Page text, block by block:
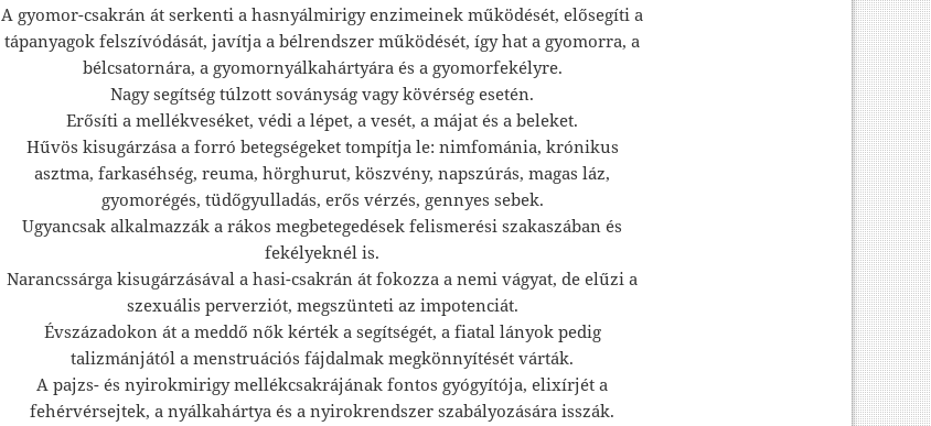
A gyomor-csakrán át serkenti a hasnyálmirigy enzimeinek működését, elősegíti a
tápanyagok felszívódását, javítja a bélrendszer működését, így hat a gyomorra, a
bélcsatornára, a gyomornyálkahártyára és a gyomorfekélyre.
Nagy segítség túlzott soványság vagy kövérség esetén.
Erősíti a mellékveséket, védi a lépet, a vesét, a májat és a beleket.
Hűvös kisugárzása a forró betegségeket tompítja le: nimfománia, krónikus
asztma, farkaséhség, reuma, hörghurut, köszvény, napszúrás, magas láz,
gyomorégés, tüdőgyulladás, erős vérzés, gennyes sebek.
Ugyancsak alkalmazzák a rákos megbetegedések felismerési szakaszában és
fekélyeknél is.
Narancssárga kisugárzásával a hasi-csakrán át fokozza a nemi vágyat, de elűzi a
szexuális perverziót, megszünteti az impotenciát.
Évszázadokon át a meddő nők kérték a segítségét, a fiatal lányok pedig
talizmánjától a menstruációs fájdalmak megkönnyítését várták.
A pajzs- és nyirokmirigy mellékcsakrájának fontos gyógyítója, elixírjét a
fehérvérsejtek, a nyálkahártya és a nyirokrendszer szabályozására isszák.